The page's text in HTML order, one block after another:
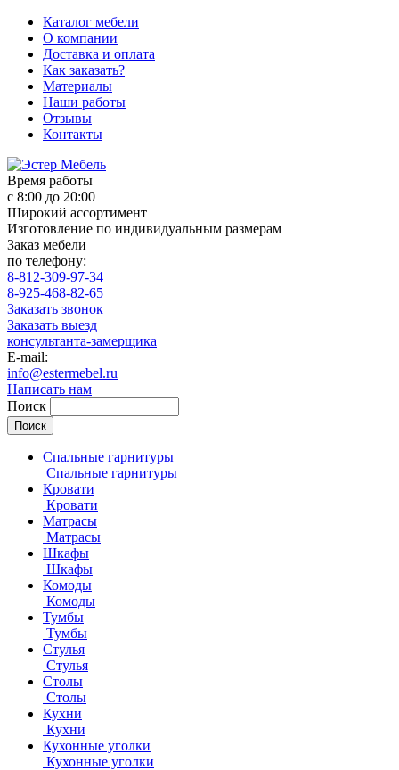
Каталог мебели
О компании
Доставка и оплата
Как заказать?
Материалы
Наши работы
Отзывы
Контакты
Время работы
с 8:00 до 20:00
Широкий ассортимент
Изготовление по индивидуальным размерам
Заказ мебели
по телефону:
8-812-309-97-34
8-925-468-82-65
Заказать звонок
Заказать выезд
консультанта-замерщика
E-mail:
info@estermebel.ru
Написать нам
Поиск
Спальные гарнитуры
Спальные гарнитуры
Кровати
Кровати
Матрасы
Матрасы
Шкафы
Шкафы
Комоды
Комоды
Тумбы
Тумбы
Стулья
Стулья
Столы
Столы
Кухни
Кухни
Кухонные уголки
Кухонные уголки